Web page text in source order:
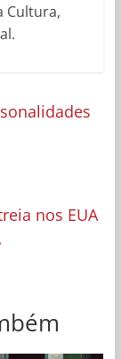
Cultura,
nos EUA